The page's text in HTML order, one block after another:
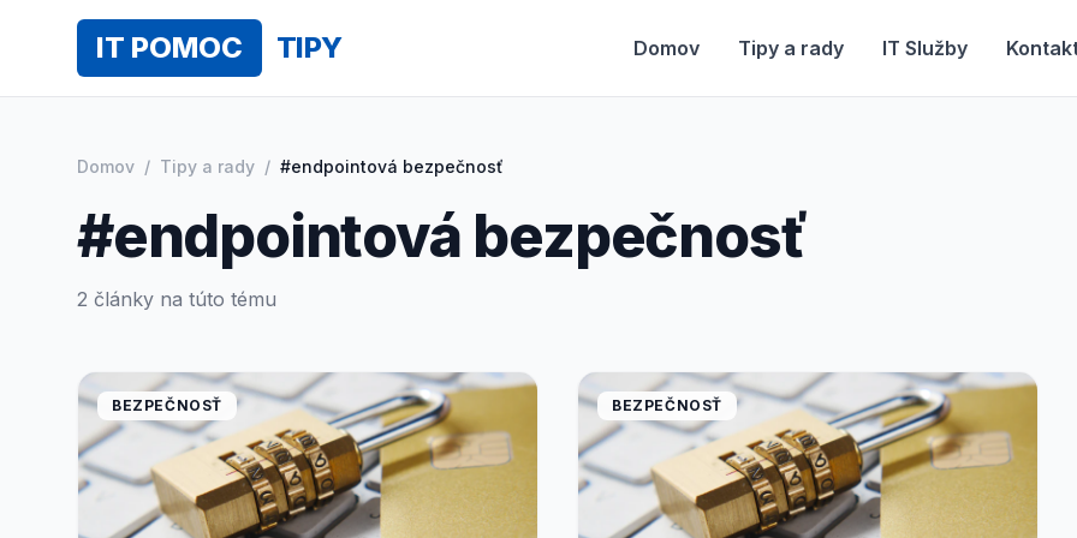
IT POMOC TIPY Domov Tipy a rady IT Služby
Domov / Tipy a rady / #endpointová bezpečnosť
#endpointová bezpečnosť
2 články na túto tému
BEZPEČNOSŤ BEZPEČNOSŤ